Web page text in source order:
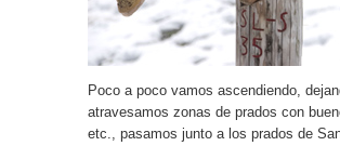
Poco a poco vamos ascendiendo,
atravesamos zonas de prados con
etc., pasamos junto a los prados de